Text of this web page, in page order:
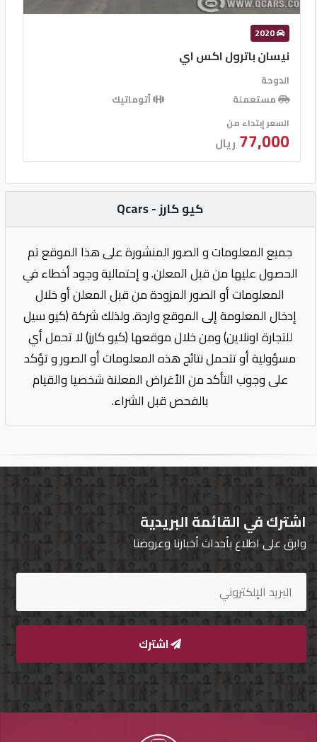
2020
نيسان باترول اكس اي
الدوحة
مستعملة
أتوماتيك
السعر إبتداء من
77,000 ريال
كيو كارز - Qcars
جميع المعلومات و الصور المنشورة على هذا الموقع تم
الحصول عليها من قبل المعلن. و إحتمالية وجود أخطاء في
المعلومات أو الصور المزودة من قبل المعلن أو خلال
إدخال المعلومة إلى الموقع واردة. ولذلك شركة (كيو سيل
للتجارة اونلاين) ومن خلال موقعها (كيو كارز) لا تحمل أي
مسؤولية أو تتحمل نتائج هذه المعلومات أو الصور و تؤكد
على وجوب التأكد من الأغراض المعلنة شخصيا والقيام
بالفحص قبل الشراء.
اشترك في القائمة البريدية
وابق على اطلاع بأحداث أخبارنا وعروضنا
اشترك